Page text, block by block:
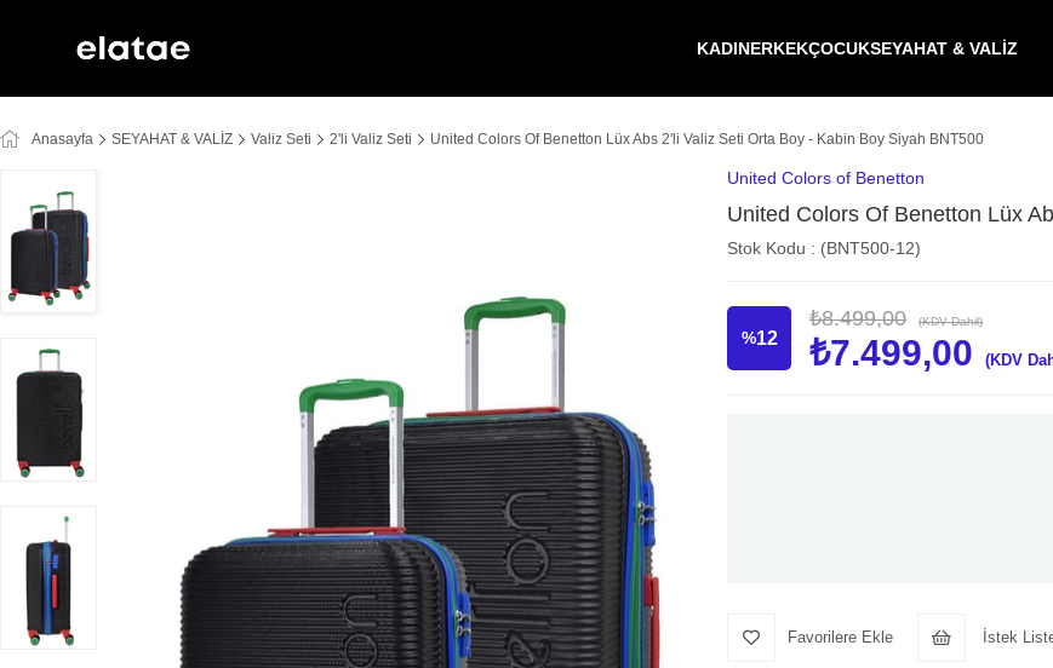
KADINERKEKÇOCUKSEYAHAT & VALİZ
Anasayfa SEYAHAT & VALİZ Valiz Seti 2'li Valiz Seti United Colors Of Benetton Lüx Abs 2'li Valiz Seti Orta Boy - Kabin Boy Siyah BNT500
United Colors of Benetton
United Colors Of Benetton Lüx
Stok Kodu (BNT500-12)
%12
₺8.499,00 (KDV Dahil)
₺7.499,00 (KDV
Favorilere Ekle İstek